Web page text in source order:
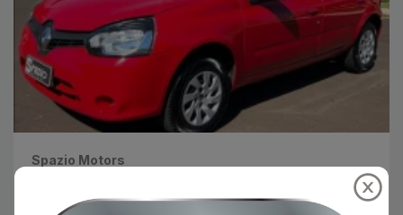
Spazio Motors
EXPRESSION